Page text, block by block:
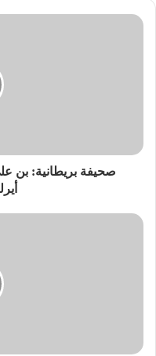
صحيفة بريطانية: بن